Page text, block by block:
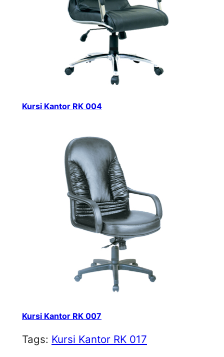
Kursi Kantor RK 004
Kursi Kantor RK 007
Tags: Kursi Kantor RK 017